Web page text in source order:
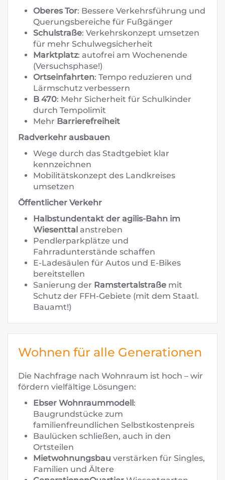
Oberes Tor: Bessere Verkehrsführung und
Querungsbereiche für Fußgänger
Schulstraße: Verkehrskonzept umsetzen
für mehr Schulwegsicherheit
Marktplatz: autofrei am Wochenende
(Versuchsphase!)
Ortseinfahrten: Tempo reduzieren und
Lärmschutz verbessern
B 470: Mehr Sicherheit für Schulkinder
durch Tempolimit
Mehr Barrierefreiheit
Radverkehr ausbauen
Wege durch das Stadtgebiet klar
kennzeichnen
Mobilitätskonzept des Landkreises
umsetzen
Öffentlicher Verkehr
Halbstundentakt der agilis-Bahn im
Wiesenttal anstreben
Pendlerparkplätze und
Fahrradunterstände schaffen
E-Ladesäulen für Autos und E-Bikes
bereitstellen
Sanierung der Ramstertalstraße mit
Schutz der FFH-Gebiete (mit dem Staatl.
Bauamt!)
Wohnen für alle Generationen
Die Nachfrage nach Wohnraum ist hoch – wir
fördern vielfältige Lösungen:
Ebser Wohnraummodell:
Baugrundstücke zum
familienfreundlichen Selbstkostenpreis
Baulücken schließen, auch in den
Ortsteilen
Mietwohnungsbau verstärken für Singles,
Familien und Ältere